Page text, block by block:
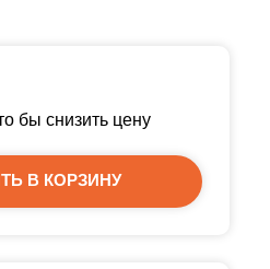
бы снизить цену
В КОРЗИНУ